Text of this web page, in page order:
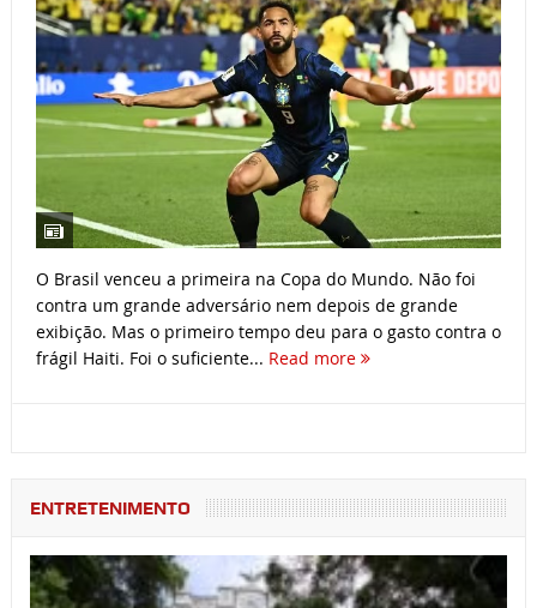
O Brasil venceu a primeira na Copa do Mundo. Não foi
contra um grande adversário nem depois de grande
exibição. Mas o primeiro tempo deu para o gasto contra o
frágil Haiti. Foi o suficiente... Read more
ENTRETENIMENTO